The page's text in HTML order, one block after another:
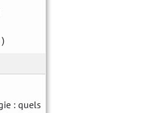
: quels